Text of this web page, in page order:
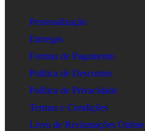
Personalização
Entregas
Formas de Pagamento
Política de Descontos
Política de Privacidade
Termos e Condições
Livro de Reclamações Online